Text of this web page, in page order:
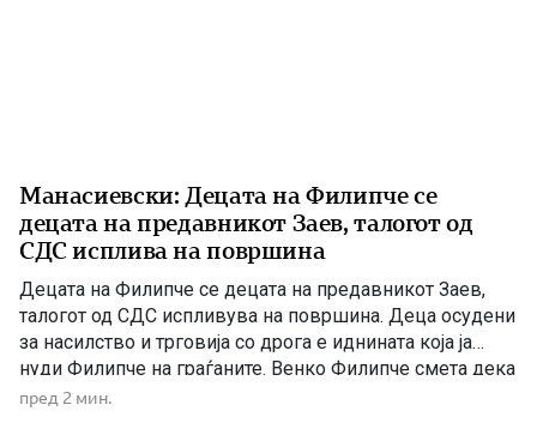
Манасиевски: Децата на Филипче се
децата на предавникот Заев, талогот од
СДС исплива на површина
Децата на Филипче се децата на предавникот Заев,
талогот од СДС испливува на површина. Деца осудени
за насилство и трговија со дрога е иднината која ја
нуди Филипче на граѓаните. Венко Филипче смета дека
со насилници и лица корисници на наркотични
пред 2 мин.